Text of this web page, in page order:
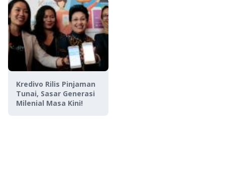
Kredivo Rilis Pinjaman
Tunai, Sasar Generasi
Milenial Masa Kini!